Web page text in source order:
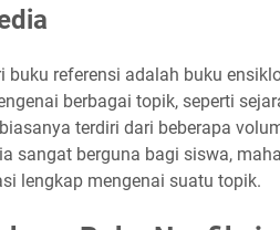
buku referensi adalah buku
berbagai topik, seperti
terdiri dari beberapa
sangat berguna bagi siswa,
lengkap mengenai suatu topik.